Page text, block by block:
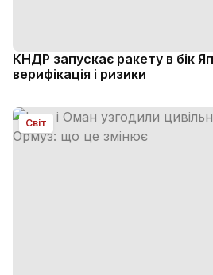
КНДР запускає ракету в бік
верифікація і ризики
Світ